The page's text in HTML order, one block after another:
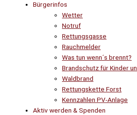
Bürgerinfos
Wetter
Notruf
Rettungsgasse
Rauchmelder
Was tun wenn´s brennt?
Brandschutz für Kinder
Waldbrand
Rettungskette Forst
Kennzahlen PV-Anlage
Aktiv werden & Spenden